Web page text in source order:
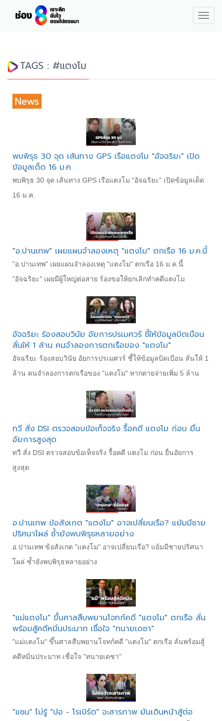
TAGS : #แตงโม
News
พบพิรุธ 30 จุด เส้นทาง GPS เรือแตงโม "อัจฉริยะ" เปิด
ข้อมูลเด็ด 16 ม.ค.
พบพิรุธ 30 จุด เส้นทาง GPS เรือแตงโม "อัจฉริยะ" เปิดข้อมูลเด็ด
16 ม.ค.
"อ.ปานเทพ" เผยแผนจําลองเหตุ "แตงโม" ตกเรือ 16 ม.ค.นี้
"อ.ปานเทพ" เผยแผนจําลองเหตุ "แตงโม" ตกเรือ 16 ม.ค.นี้
"อัจฉริยะ" เผยมีผู้ใหญ่ต่อสาย ร้องขอให้ยกเลิกทำคดีแตงโม
อัจฉริยะ ร้องสอบวินัย อัยการปรเมศวร์ ชี้ให้ข้อมูลบิดเบือน
ลั่นให้ 1 ล้าน คนจำลองการตกเรือของ "แตงโม"
อัจฉริยะ ร้องสอบวินัย อัยการปรเมศวร์ ชี้ให้ข้อมูลบิดเบือน ลั่นให้ 1
ล้าน คนจำลองการตกเรือของ "แตงโม" หากตายจ่ายเพิ่ม 5 ล้าน
ทวี สั่ง DSI ตรวจสอบข้อเท็จจริง รื้อคดี แตงโม ก่อน ยื่น
อัยการสูงสุด
ทวี สั่ง DSI ตรวจสอบข้อเท็จจริง รื้อคดี แตงโม ก่อน ยื่นอัยการ
สูงสุด
อ.ปานเทพ ข้อสังเกต "แตงโม" อาจเปลี่ยนเรือ? แย้มมีชาย
ปริศนาโผล่ ซ้ำยังพบพิรุธหลายอย่าง
อ.ปานเทพ ข้อสังเกต "แตงโม" อาจเปลี่ยนเรือ? แย้มมีชายปริศนา
โผล่ ซ้ำยังพบพิรุธหลายอย่าง
"แม่แตงโม" ขึ้นศาลสืบพยานโจทก์คดี "แตงโม" ตกเรือ ลั่น
พร้อมสู้คดีหมิ่นประมาท เชื่อใจ "ทนายเดชา"
"แม่แตงโม" ขึ้นศาลสืบพยานโจทก์คดี "แตงโม" ตกเรือ ลั่นพร้อมสู้
คดีหมิ่นประมาท เชื่อใจ "ทนายเดชา"
"แซน" ไม่รู้ "ปอ - โรเบิร์ต" จะสารภาพ ยันเดินหน้าสู้ต่อ